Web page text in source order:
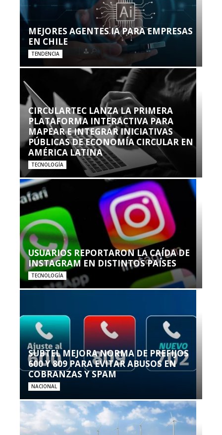
MEJORES AGENTES IA PARA EMPRESAS
EN CHILE
TENDENCIA
CIRCULARTEC LANZA LA PRIMERA
PLATAFORMA INTERACTIVA PARA
MAPEAR E INTEGRAR INICIATIVAS
PÚBLICAS DE ECONOMÍA CIRCULAR EN
AMÉRICA LATINA
TECNOLOGÍA
USUARIOS REPORTARON LA CAÍDA DE
INSTAGRAM EN DISTINTOS PAÍSES
TECNOLOGÍA
SUBTEL MEJORA NORMA DE PREFIJOS
600 Y 809 PARA EVITAR ABUSOS EN
COBRANZAS Y SPAM
NACIONAL